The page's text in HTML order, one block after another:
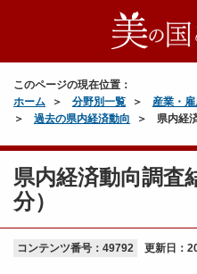
このページの現在位置：
ホーム
分野別一覧 産業・雇
過去の県内経済動向
県内経
県内経済動向調査
分）
コンテンツ番号：49792 更新日：